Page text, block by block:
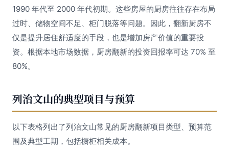
1990 年代至 2000 年代初期。这些房屋的厨房往往存在布局
过时、储物空间不足、柜门脱落等问题。因此，翻新厨房不
仅是提升居住舒适度的手段，也是增加房产价值的重要投
资。根据本地市场数据，厨房翻新的投资回报率可达 70% 至
80%。
列治文山的典型项目与预算
以下表格列出了列治文山常见的厨房翻新项目类型、预算范
围及典型工期，包括橱柜相关成本。